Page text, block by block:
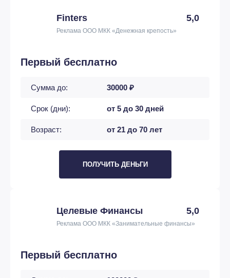
Finters 5,0
Реклама ООО МКК «Денежная крепость»
Первый бесплатно
Сумма до: 30000 ₽
Срок (дни): от 5 до 30 дней
Возраст: от 21 до 70 лет
ПОЛУЧИТЬ ДЕНЬГИ
Целевые Финансы 5,0
Реклама ООО МКК «Занимательные финансы»
Первый бесплатно